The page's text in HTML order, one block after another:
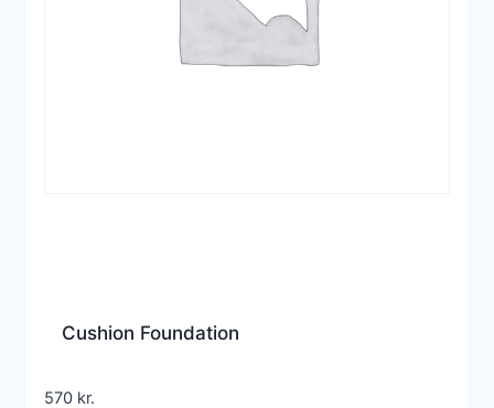
Cushion Foundation
570 kr.